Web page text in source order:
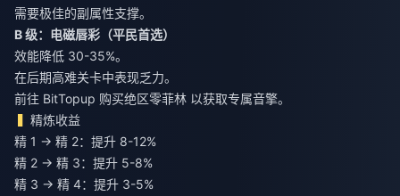
需要极佳的副属性支撑。
B 级：电磁唇彩（平民首选）
效能降低 30-35%。
在后期高难关卡中表现乏力。
前往 BitTopup 购买绝区零菲林 以获取专属音擎。
精炼收益
精 1 → 精 2：提升 8-12%
精 2 → 精 3：提升 5-8%
精 3 → 精 4：提升 3-5%